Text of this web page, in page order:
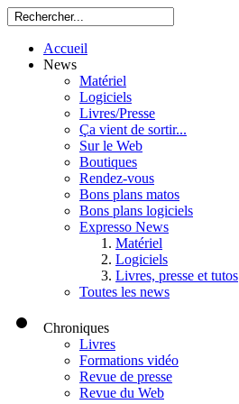
Accueil
News
Matériel
Logiciels
Livres/Presse
Ça vient de sortir...
Sur le Web
Boutiques
Rendez-vous
Bons plans matos
Bons plans logiciels
Expresso News
Matériel
Logiciels
Livres, presse et tutos
Toutes les news
Chroniques
Livres
Formations vidéo
Revue de presse
Revue du Web